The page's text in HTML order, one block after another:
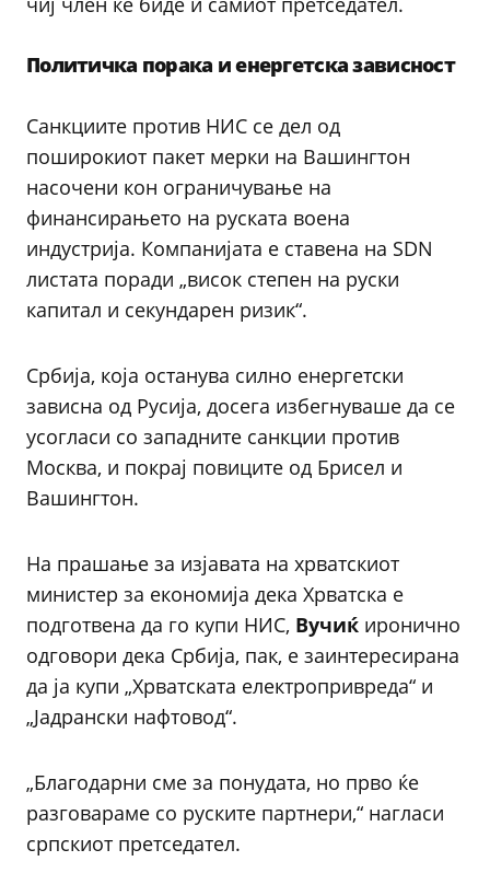
Политичка порака и енергетска зависност
Санкциите против НИС се дел од
поширокиот пакет мерки на Вашингтон
насочени кон ограничување на
финансирањето на руската воена
индустрија. Компанијата е ставена на SDN
листата поради „висок степен на руски
капитал и секундарен ризик“.
Србија, која останува силно енергетски
зависна од Русија, досега избегнуваше да се
усогласи со западните санкции против
Москва, и покрај повиците од Брисел и
Вашингтон.
На прашање за изјавата на хрватскиот
министер за економија дека Хрватска е
подготвена да го купи НИС, Вучиќ иронично
одговори дека Србија, пак, е заинтересирана
да ја купи „Хрватската електропривреда“ и
„Јадрански нафтовод“.
„Благодарни сме за понудата, но прво ќе
разговараме со руските партнери,“ нагласи
српскиот претседател.